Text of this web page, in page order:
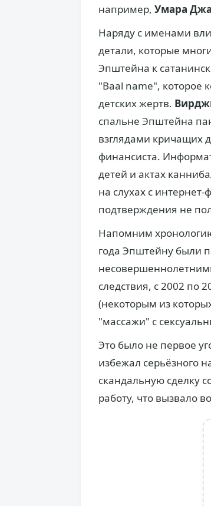
например, Умара
Наряду с именами
детали, которые
Эпштейна к
"Baal name", которое
детских жертв.
спальне Эпштейна
взглядами кричащих
финансиста.
детей и актах
на слухах с
подтверждения не
Напомним
года Эпштейну были
следствия, с 2002 по
(некоторым из
"массажи" с
Это было не первое
избежал серьёзного
скандальную сделку
работу, что вызвало